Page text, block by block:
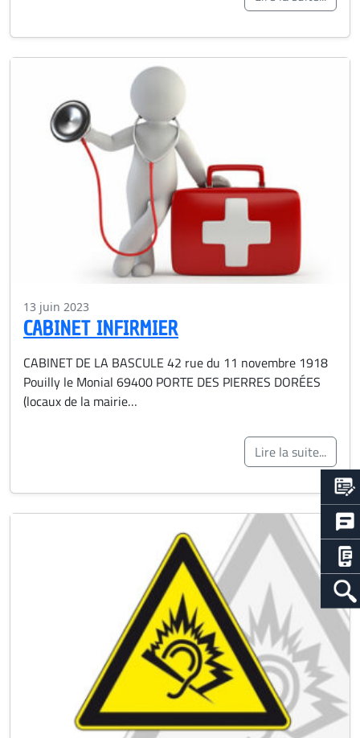
13 juin 2023
CABINET INFIRMIER
CABINET DE LA BASCULE 42 rue du 11 novembre 1918
Pouilly le Monial 69400 PORTE DES PIERRES DORÉES
(locaux de la mairie…
Lire la suite...